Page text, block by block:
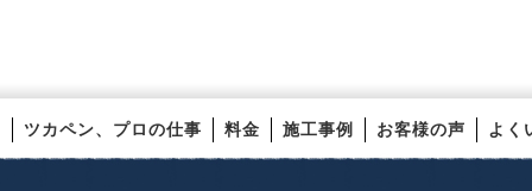
ツカペン、プロの仕事 料金 施工事例 お客様の声 よく